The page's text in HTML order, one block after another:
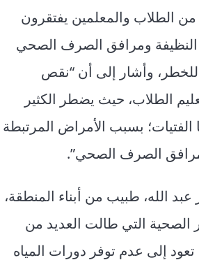
من الطلاب والمعلمين يفتقرون
النظيفة ومرافق الصرف الصحي
وأشار إلى أن “نقص
الطلاب، حيث يضطر الكثير
بسبب الأمراض المرتبطة
مرافق الصرف الصحي”.
عبد الله، طبيب من أبناء المنطقة،
الصحية التي طالت العديد من
إلى عدم توفر دورات المياه